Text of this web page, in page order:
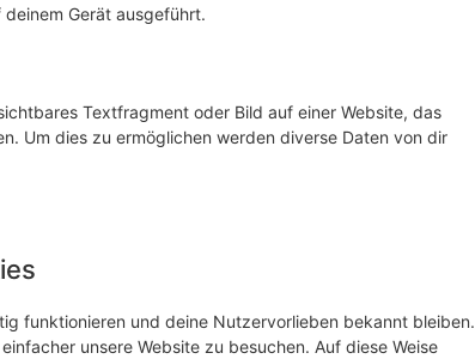
Gerät ausgeführt.
Textfragment oder Bild auf einer Website, das
Um dies zu ermöglichen werden diverse Daten von dir
funktionieren und deine Nutzervorlieben bekannt bleiben.
unsere Website zu besuchen. Auf diese Weise